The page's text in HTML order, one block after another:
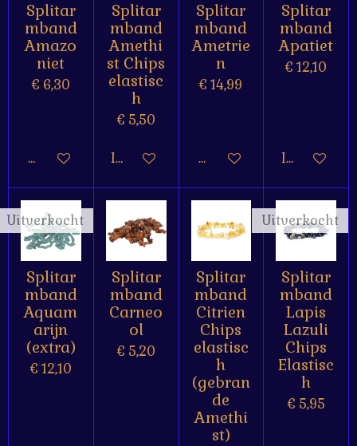
Splitar
mband
Amazo
niet
€ 6,30
Houd mij op de hoogte
Splitar
mband
Amethi
st Chips
elastisc
h
€ 5,50
In winkelwagen
Splitar
mband
Ametrie
n
€ 14,99
Houd mij op de hoogte
Splitar
mband
Apatiet
€ 12,10
In
Uitverkocht
Splitar
mband
Aquam
arijn
(extra)
€ 12,10
Splitar
mband
Carneo
ol
€ 5,20
Splitar
mband
Citrien
Chips
elastisc
h
(gebran
de
Amethi
st)
Uitverkocht
Splitar
mband
Lapis
Lazuli
Chips
Elastisc
h
€ 5,95